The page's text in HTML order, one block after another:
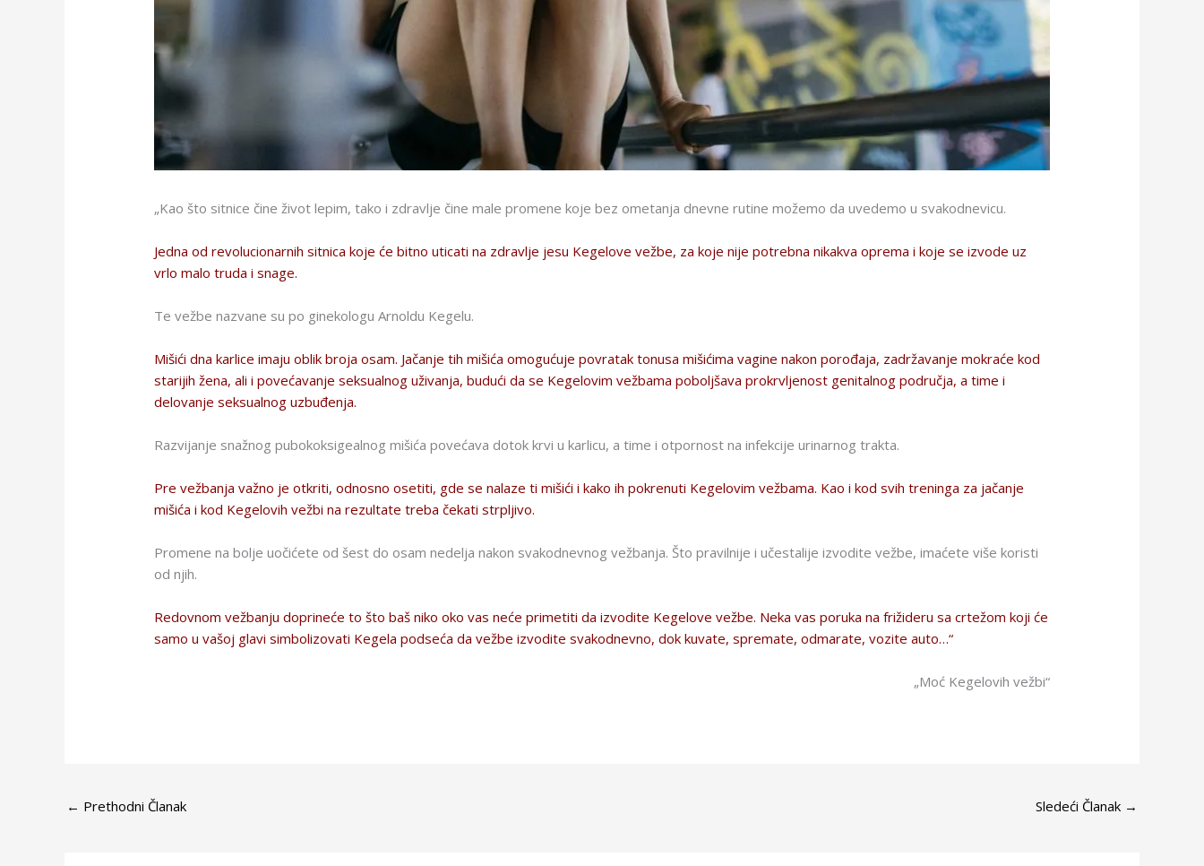
„Kao što sitnice čine život lepim, tako i zdravlje čine male promene koje bez ometanja dnevne rutine možemo da uvedemo u svakodnevicu.
Jedna od revolucionarnih sitnica koje će bitno uticati na zdravlje jesu Kegelove vežbe, za koje nije potrebna nikakva oprema i koje se izvode uz
vrlo malo truda i snage.
Te vežbe nazvane su po ginekologu Arnoldu Kegelu.
Mišići dna karlice imaju oblik broja osam. Jačanje tih mišića omogućuje povratak tonusa mišićima vagine nakon porođaja, zadržavanje mokraće kod
starijih žena, ali i povećavanje seksualnog uživanja, budući da se Kegelovim vežbama poboljšava prokrvljenost genitalnog područja, a time i
delovanje seksualnog uzbuđenja.
Razvijanje snažnog pubokoksigealnog mišića povećava dotok krvi u karlicu, a time i otpornost na infekcije urinarnog trakta.
Pre vežbanja važno je otkriti, odnosno osetiti, gde se nalaze ti mišići i kako ih pokrenuti Kegelovim vežbama. Kao i kod svih treninga za jačanje
mišića i kod Kegelovih vežbi na rezultate treba čekati strpljivo.
Promene na bolje uočićete od šest do osam nedelja nakon svakodnevnog vežbanja. Što pravilnije i učestalije izvodite vežbe, imaćete više koristi
od njih.
Redovnom vežbanju doprineće to što baš niko oko vas neće primetiti da izvodite Kegelove vežbe. Neka vas poruka na frižideru sa crtežom koji će
samo u vašoj glavi simbolizovati Kegela podseća da vežbe izvodite svakodnevno, dok kuvate, spremate, odmarate, vozite auto…“
„Moć Kegelovih vežbi“
← Prethodni Članak Sledeći Članak →